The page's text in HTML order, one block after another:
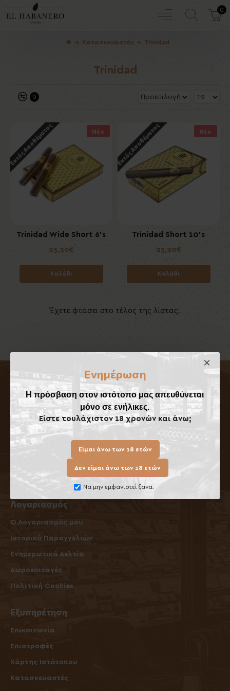
Ενημέρωση
Η πρόσβαση στον ιστότοπο μας απευθύνεται
μόνο σε ενήλικες.
Είστε τουλάχιστον 18 χρονών και άνω;
Είμαι άνω των 18 ετών
Δεν είμαι άνω των 18 ετών
Να μην εμφανιστεί ξανα.
0
Κατασκευαστής Trinidad
Trinidad
0
Νέο
Εκτός Αποθέματος
Trinidad Wide Short 6's
23,20€
Καλάθι
Νέο
Εκτός Αποθέματος
Trinidad Short 10's
23,20€
Καλάθι
Έχετε φτάσει στο τέλος της λίστας.
Πληροφορίες
Η Εταιρεία
Τρόποι Αποστολής
Τρόποι Πληρωμής
Όροι Επιστροφών / Ακυρώσεων
Όροι Χρήσης
Λογαριασμός
O Λογαριασμός μου
Ιστορικό Παραγγελιών
Ενημερωτικά Δελτία
Δωροεπιταγές
Πολιτική Cookies
Εξυπηρέτηση
Επικοινωνία
Επιστροφές
Χάρτης Ιστότοπου
Κατασκευαστές